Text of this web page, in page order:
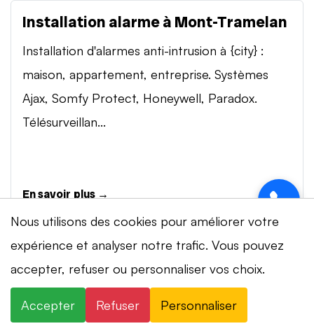
Installation alarme à Mont-Tramelan
Installation d'alarmes anti-intrusion à {city} :
maison, appartement, entreprise. Systèmes
Ajax, Somfy Protect, Honeywell, Paradox.
Télésurveillan...
En savoir plus →
Vidéosurveillance à Mont-Tramelan
Installation de systèmes de vidéosurveillance à
{city} : caméras IP 4K, visionnage smartphone,
Nous utilisons des cookies pour améliorer votre
expérience et analyser notre trafic. Vous pouvez
accepter, refuser ou personnaliser vos choix.
Accepter Refuser Personnaliser
⚡ Intervention en 20 min· 24h/24 · 7j/7 ·
Devis gratuit
+41 78 319 32 82
WhatsApp